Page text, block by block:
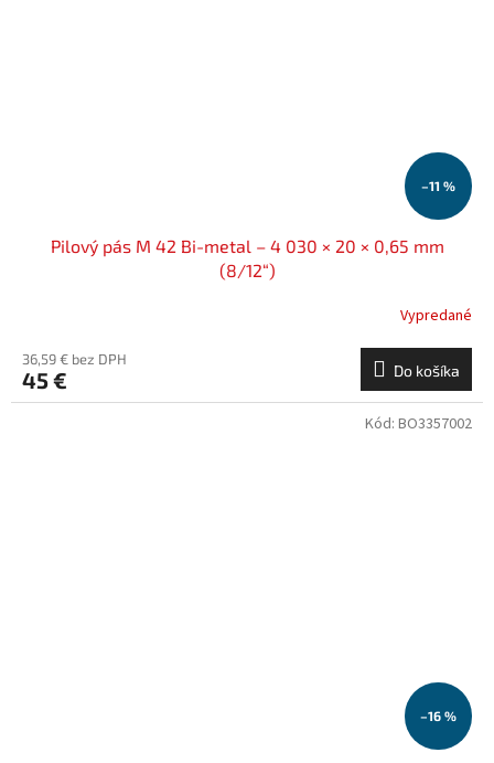
–11 %
Pilový pás M 42 Bi-metal – 4 030 × 20 × 0,65 mm
(8/12“)
Vypredané
36,59 € bez DPH
45 € Do košíka
–16 %
Kód: BO3357002